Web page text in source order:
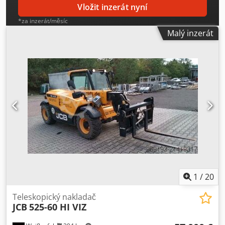
známky používání, plně funkční, pohon všech kol
Vložit inzerát nyní
*za inzerát/měsíc
Malý inzerát
1 /20
Teleskopický nakladač
JCB 525-60 HI VIZ